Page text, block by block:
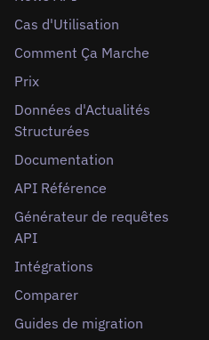
Cas d'Utilisation
Comment Ça Marche
Prix
Données d'Actualités
Structurées
Documentation
API Référence
Générateur de requêtes
API
Intégrations
Comparer
Guides de migration